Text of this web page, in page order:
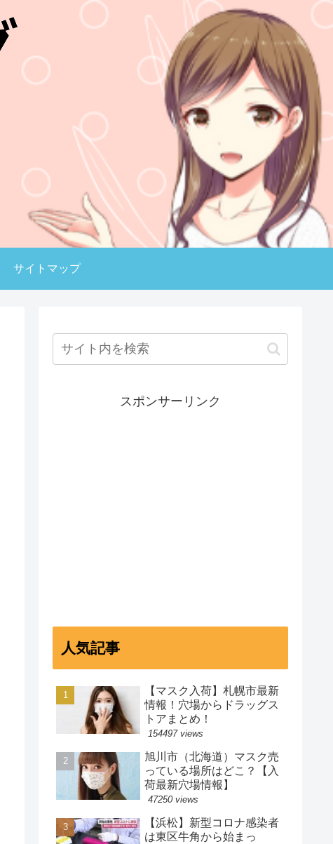
サイトマップ
スポンサーリンク
人気記事
【マスク入荷】札幌市最新
情報！穴場からドラッグス
トアまとめ！
154497 views
旭川市（北海道）マスク売
っている場所はどこ？【入
荷最新穴場情報】
47250 views
【浜松】新型コロナ感染者
は東区牛角から始まっ